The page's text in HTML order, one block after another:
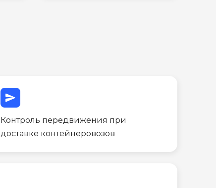
send
Контроль передвижения при
доставке контейнеровозов